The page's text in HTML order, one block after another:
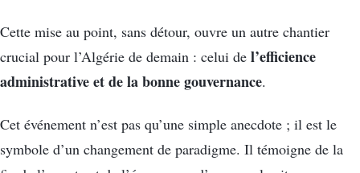
Cette mise au point, sans détour, ouvre un autre chantier
crucial pour l’Algérie de demain : celui de l’efficience
administrative et de la bonne gouvernance.
Cet événement n’est pas qu’une simple anecdote ; il est le
symbole d’un changement de paradigme. Il témoigne de la